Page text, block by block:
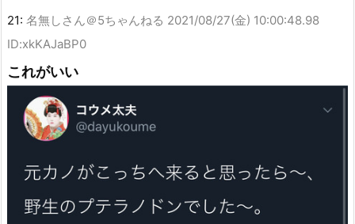
21: 名無しさん＠5ちゃんねる 2021/08/27(金) 10:00:48.98
ID:xkKAJaBP0
これがいい